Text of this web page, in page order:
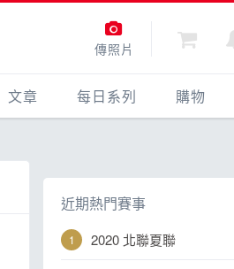
傳照片
文章
產品活動
每日系列
每日照片
購物
點數商城
近期熱門賽事
2020 北聯夏聯